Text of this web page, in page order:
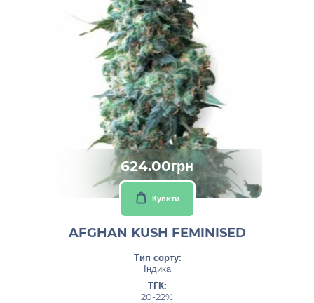
624.00грн
Купити
AFGHAN KUSH FEMINISED
Тип сорту:
Індика
ТГК:
20-22%